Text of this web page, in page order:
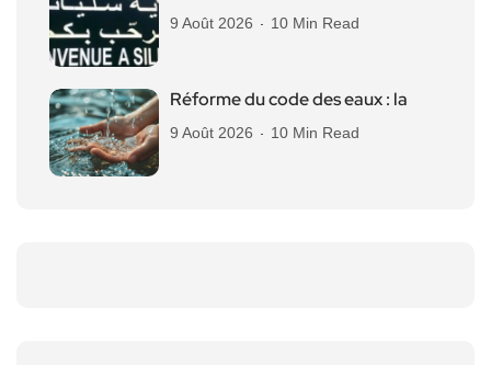
9 Août 2026 10 Min Read
Réforme du code des eaux : la
9 Août 2026 10 Min Read